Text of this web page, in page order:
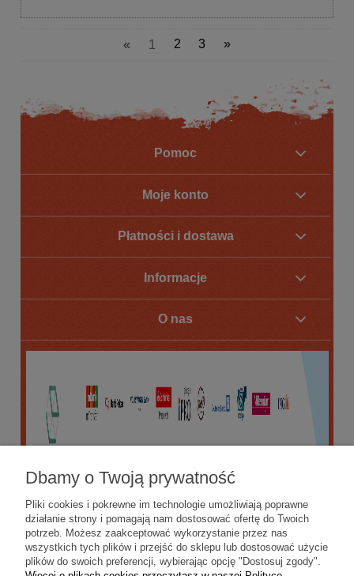
« 1 2 3 »
Pomoc
Moje konto
Płatności i dostawa
Informacje
O nas
Dbamy o Twoją prywatność
Pliki cookies i pokrewne im technologie umożliwiają poprawne
działanie strony i pomagają nam dostosować ofertę do Twoich
potrzeb. Możesz zaakceptować wykorzystanie przez nas
wszystkich tych plików i przejść do sklepu lub dostosować użycie
plików do swoich preferencji, wybierając opcję "Dostosuj zgody".